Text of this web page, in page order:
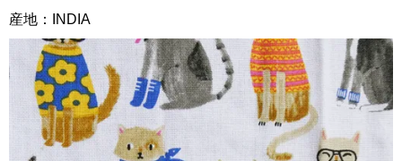
産地：INDIA